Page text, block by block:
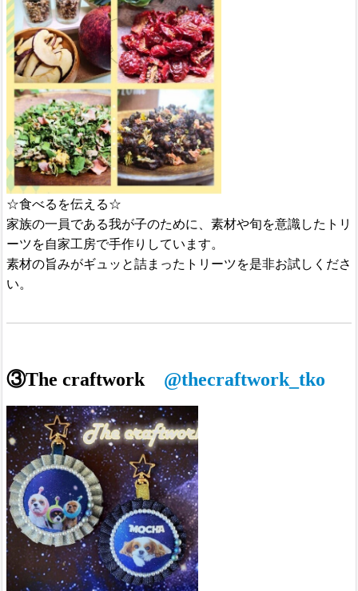
☆食べるを伝える☆
家族の一員である我が子のために、素材や旬を意識したトリ
ーツを自家工房で手作りしています。
素材の旨みがギュッと詰まったトリーツを是非お試しくださ
い。
③The craftwork @thecraftwork_tko